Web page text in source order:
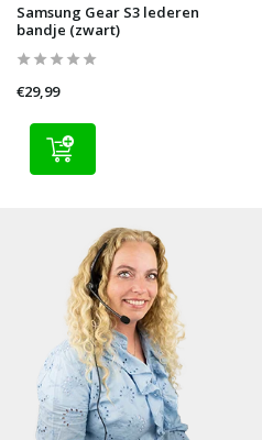
Samsung Gear S3 lederen
bandje (zwart)
€29,99